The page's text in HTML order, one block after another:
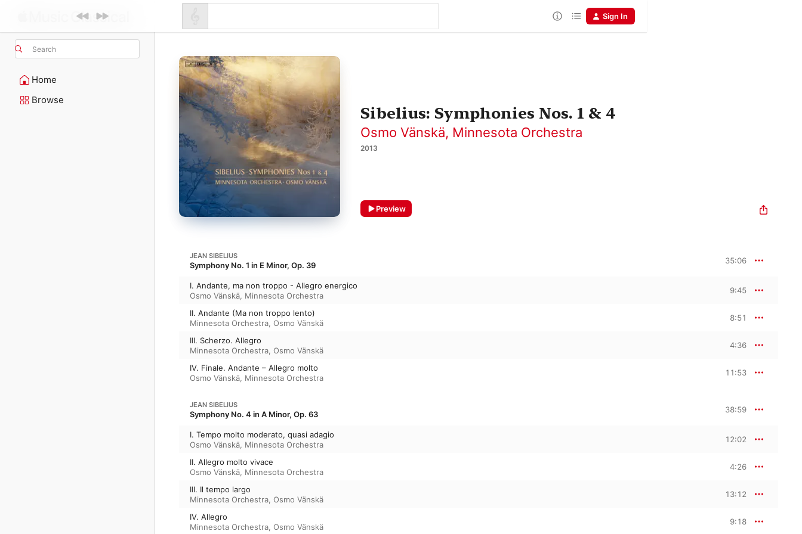
Search
Home
Browse
Sign In
Sibelius: Symphonies Nos. 1 & 4
Osmo Vänskä, Minnesota Orchestra
2013
Preview
JEAN SIBELIUS
Symphony No. 1 in E Minor, Op. 39 35:06
I. Andante, ma non troppo - Allegro energico
Osmo Vänskä, Minnesota Orchestra
9:45
II. Andante (Ma non troppo lento)
Minnesota Orchestra, Osmo Vänskä
8:51
III. Scherzo. Allegro
Minnesota Orchestra, Osmo Vänskä
4:36
IV. Finale. Andante – Allegro molto
Osmo Vänskä, Minnesota Orchestra
11:53
JEAN SIBELIUS
Symphony No. 4 in A Minor, Op. 63 38:59
I. Tempo molto moderato, quasi adagio
Osmo Vänskä, Minnesota Orchestra
12:02
II. Allegro molto vivace
Osmo Vänskä, Minnesota Orchestra
4:26
III. Il tempo largo
Minnesota Orchestra, Osmo Vänskä
13:12
IV. Allegro
Minnesota Orchestra, Osmo Vänskä
9:18